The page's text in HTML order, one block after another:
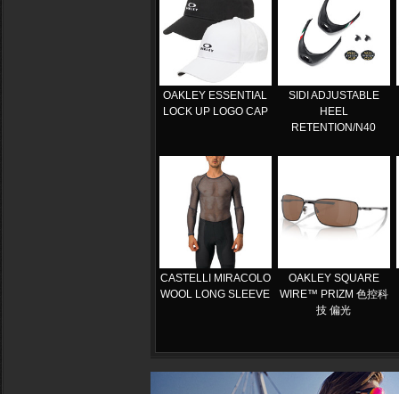
OAKLEY ESSENTIAL
LOCK UP LOGO CAP
SIDI ADJUSTABLE
HEEL
RETENTION/N40
CASTELLI MIRACOLO
WOOL LONG SLEEVE
OAKLEY SQUARE
WIRE™ PRIZM 色控科
技 偏光